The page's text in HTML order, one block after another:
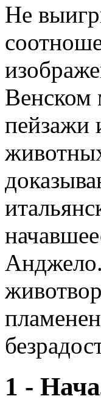
Не
Венском
пейзажи
Анджело.
1 -